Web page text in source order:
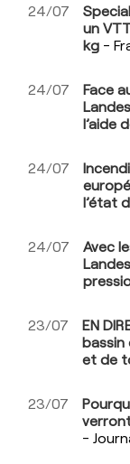
24/07
un
kg -
24/07
Face
l’aide
24/07
l’état
24/07
Avec
23/07
EN
bassin
et de
23/07
-